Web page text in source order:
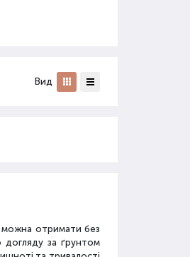
Вид
можна отримати без
догляду за ґрунтом